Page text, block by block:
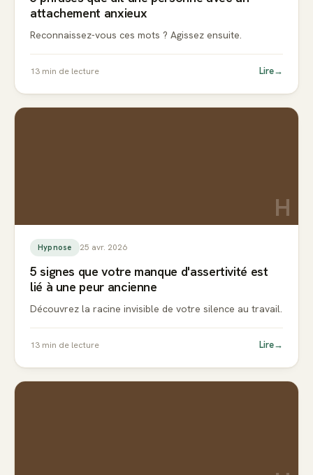
attachement anxieux
Reconnaissez-vous ces mots ? Agissez ensuite.
13 min de lecture Lire→
H
Hypnose 25 avr. 2026
5 signes que votre manque d'assertivité est
lié à une peur ancienne
Découvrez la racine invisible de votre silence au travail.
13 min de lecture Lire→